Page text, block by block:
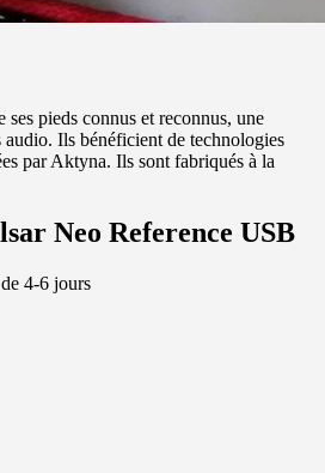
pieds connus et reconnus, une
audio. Ils bénéficient de technologies
par Aktyna. Ils sont fabriqués à la
Neo Reference USB
4-6 jours